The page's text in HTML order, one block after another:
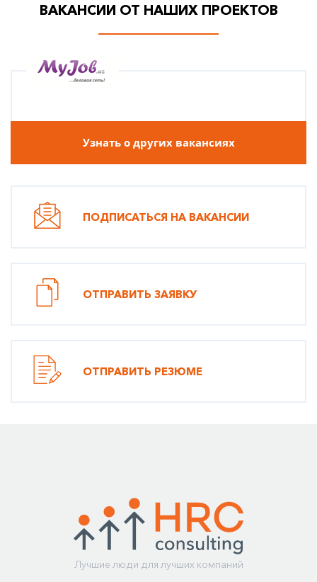
ВАКАНСИИ ОТ НАШИХ ПРОЕКТОВ
Узнать о других вакансиях
ПОДПИСАТЬСЯ НА ВАКАНСИИ
ОТПРАВИТЬ ЗАЯВКУ
ОТПРАВИТЬ РЕЗЮМЕ
Лучшие люди для лучших компаний